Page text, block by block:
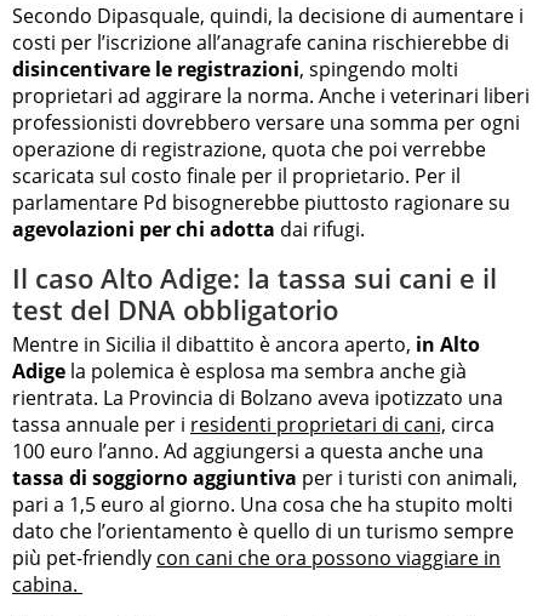
Secondo Dipasquale, quindi, la decisione di aumentare i
costi per l’iscrizione all’anagrafe canina rischierebbe di
disincentivare le registrazioni, spingendo molti
proprietari ad aggirare la norma. Anche i veterinari liberi
professionisti dovrebbero versare una somma per ogni
operazione di registrazione, quota che poi verrebbe
scaricata sul costo finale per il proprietario. Per il
parlamentare Pd bisognerebbe piuttosto ragionare su
agevolazioni per chi adotta dai rifugi.
Il caso Alto Adige: la tassa sui cani e il
test del DNA obbligatorio
Mentre in Sicilia il dibattito è ancora aperto, in Alto
Adige la polemica è esplosa ma sembra anche già
rientrata. La Provincia di Bolzano aveva ipotizzato una
tassa annuale per i residenti proprietari di cani, circa
100 euro l’anno. Ad aggiungersi a questa anche una
tassa di soggiorno aggiuntiva per i turisti con animali,
pari a 1,5 euro al giorno. Una cosa che ha stupito molti
dato che l’orientamento è quello di un turismo sempre
più pet-friendly con cani che ora possono viaggiare in
cabina.